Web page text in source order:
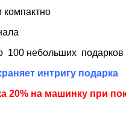
компактно
100 небольших подарков
интригу подарка
20% на машинку при